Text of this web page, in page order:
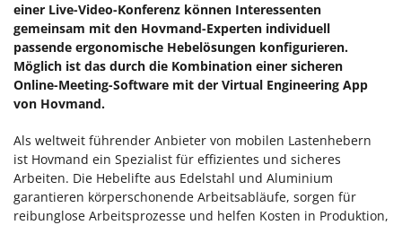
einer Live-Video-Konferenz können Interessenten
gemeinsam mit den Hovmand-Experten individuell
passende ergonomische Hebelösungen konfigurieren.
Möglich ist das durch die Kombination einer sicheren
Online-Meeting-Software mit der Virtual Engineering App
von Hovmand.
Als weltweit führender Anbieter von mobilen Lastenhebern
ist Hovmand ein Spezialist für effizientes und sicheres
Arbeiten. Die Hebelifte aus Edelstahl und Aluminium
garantieren körperschonende Arbeitsabläufe, sorgen für
reibunglose Arbeitsprozesse und helfen Kosten in Produktion,